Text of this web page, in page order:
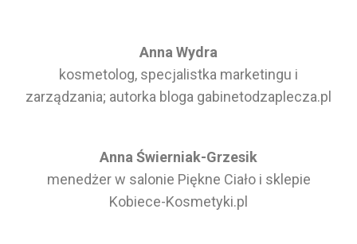
Anna Wydra
kosmetolog, specjalistka marketingu i
zarządzania; autorka bloga gabinetodzaplecza.pl
Anna Świerniak-Grzesik
menedżer w salonie Piękne Ciało i sklepie
Kobiece-Kosmetyki.pl